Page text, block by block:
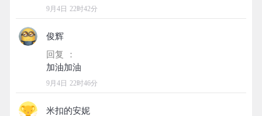
9月4日 22时42分
俊辉
回复 ：
9月4日 22时46分
米扣的安妮